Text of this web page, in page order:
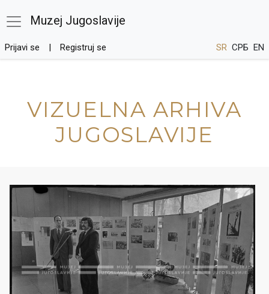
Muzej Jugoslavije
Prijavi se Registruj se SR СРБ EN
VIZUELNA ARHIVA
JUGOSLAVIJE